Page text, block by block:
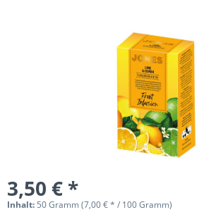
3,50 € *
Inhalt: 50 Gramm (7,00 € * / 100 Gramm)